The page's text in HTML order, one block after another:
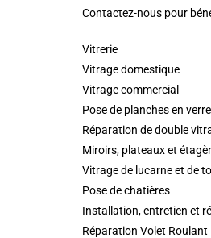
Contactez-nous pour
Vitrerie
Vitrage domestique
Vitrage commercial
Pose de planches en verre
Réparation de double
Miroirs, plateaux et
Vitrage de lucarne et de
Pose de chatières
Installation, entretien et
Réparation Volet Roulant